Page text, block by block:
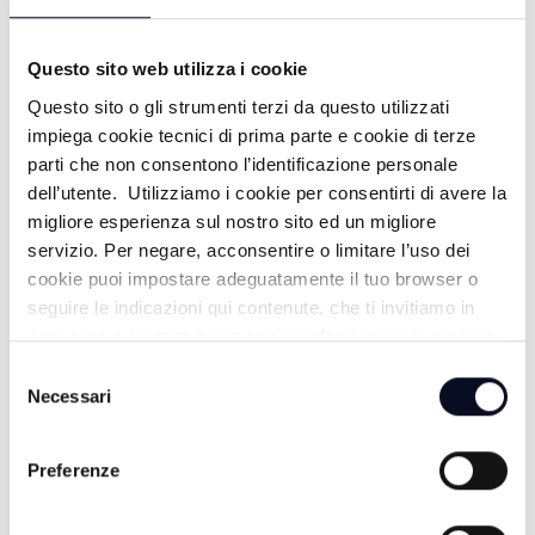
Questo sito web utilizza i cookie
Questo sito o gli strumenti terzi da questo utilizzati
impiega cookie tecnici di prima parte e cookie di terze
parti che non consentono l’identificazione personale
dell’utente. Utilizziamo i cookie per consentirti di avere la
migliore esperienza sul nostro sito ed un migliore
servizio. Per negare, acconsentire o limitare l’uso dei
cookie puoi impostare adeguatamente il tuo browser o
seguire le indicazioni qui contenute, che ti invitiamo in
ogni caso a leggere per maggiori informazioni in materia
delNecessari
Preferenze
PUNTA MARINA: PUNTA ALL'ARTE -
18/07/2026
21 GIORNI FA
M. MARITTIMA: NUOVA CLUB HOUSE
- 16/07/2026